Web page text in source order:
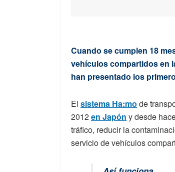
Cuando se cumplen 18
vehículos compartidos en
han presentado los
El sistema Ha:mo de
2012en Japón y desde
tráfico, reducir la
servicio de vehículos